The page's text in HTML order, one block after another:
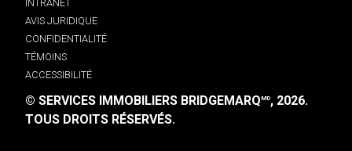
INTRANET
AVIS JURIDIQUE
CONFIDENTIALITÉ
TÉMOINS
ACCESSIBILITÉ
© SERVICES IMMOBILIERS BRIDGEMARQMD, 2026.
TOUS DROITS RÉSERVÉS.